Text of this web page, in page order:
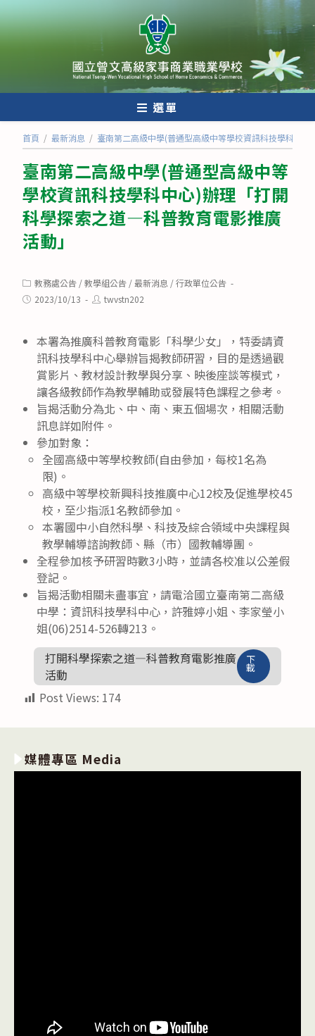
跳
轉
至
內
選單
首頁 / 最新消息 / 臺南第二高級中學(普通型高級中等學校資訊科技學科中
臺南第二高級中學(普通型高級中等
學校資訊科技學科中心)辦理「打開
科學探索之道—科普教育電影推廣
活動」
Post
category:
教務處公告 /教學組公告 /最新消息 /行政單位公告
Post2023/10/13
Posttwvstn202
本署為推廣科普教育電影「科學少女」，特委請資
訊科技學科中心舉辦旨揭教師研習，目的是透過觀
賞影片、教材設計教學與分享、映後座談等模式，
讓各級教師作為教學輔助或發展特色課程之參考。
旨揭活動分為北、中、南、東五個場次，相關活動
訊息詳如附件。
參加對象：
全國高級中等學校教師(自由參加，每校1名為
限)。
高級中等學校新興科技推廣中心12校及促進學校45
校，至少指派1名教師參加。
本署國中小自然科學、科技及綜合領域中央課程與
教學輔導諮詢教師、縣（市）國教輔導團。
全程參加核予研習時數3小時，並請各校准以公差假
登記。
旨揭活動相關未盡事宜，請電洽國立臺南第二高級
中學：資訊科技學科中心，許雅婷小姐、李家瑩小
姐(06)2514-526轉213。
打開科學探索之道—科普教育電影推廣
活動
下
載
Post Views: 174
媒體專區 Media